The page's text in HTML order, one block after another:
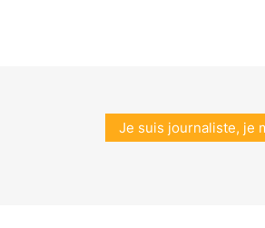
Je suis journaliste, je